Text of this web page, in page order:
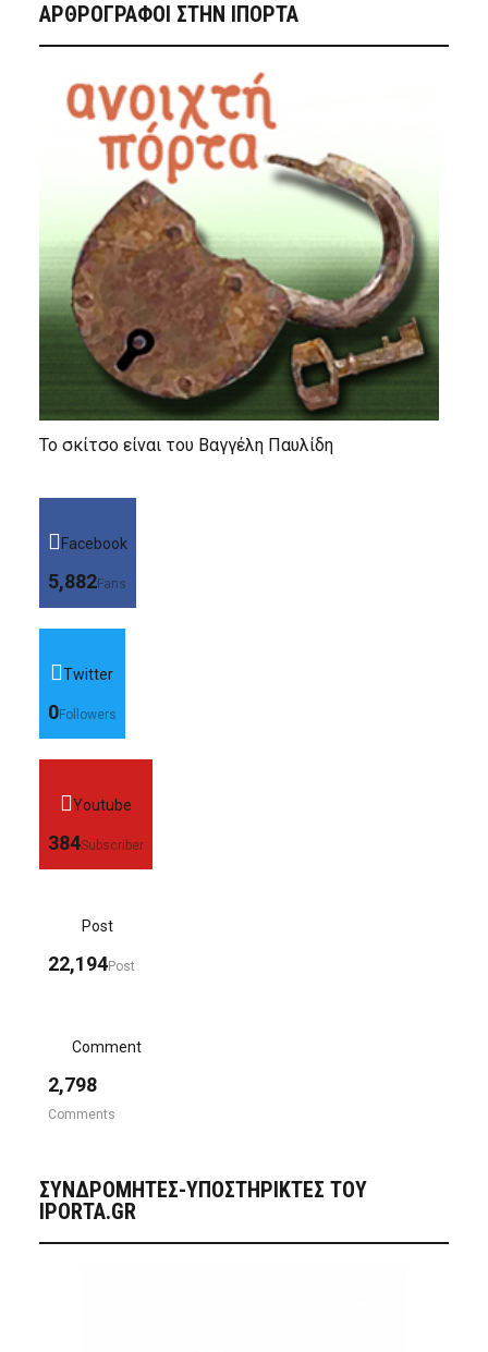
ΑΡΘΡΟΓΡΑΦΟΙ ΣΤΗΝ IΠΟΡΤΑ
Το σκίτσο είναι του Βαγγέλη Παυλίδη
Facebook
5,882Fans
Twitter
0Followers
Youtube
384Subscriber
Post
22,194Post
Comment
2,798
Comments
ΣΥΝΔΡΟΜΗΤΈΣ-ΥΠΟΣΤΗΡΙΚΤΈΣ ΤΟΥ
IPORTA.GR